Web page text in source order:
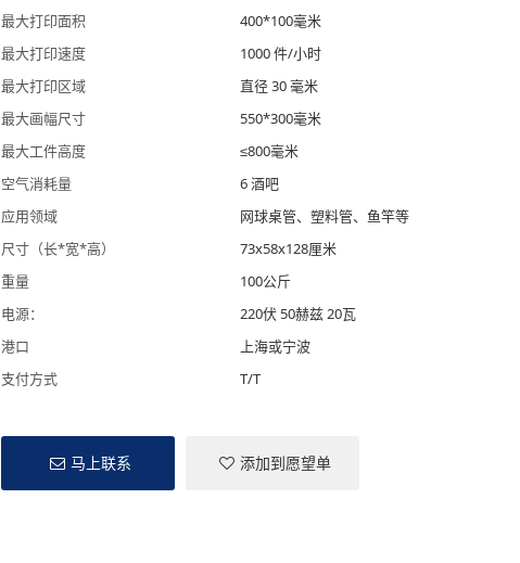
最大打印面积
400*100毫米
最大打印速度
1000 件/小时
最大打印区域
直径 30 毫米
最大画幅尺寸
550*300毫米
最大工件高度
≤800毫米
空气消耗量
6 酒吧
应用领域
网球桌管、塑料管、鱼竿等
尺寸（长*宽*高）
73x58x128厘米
重量
100公斤
电源：
220伏 50赫兹 20瓦
港口
上海或宁波
支付方式
T/T
马上联系 添加到愿望单